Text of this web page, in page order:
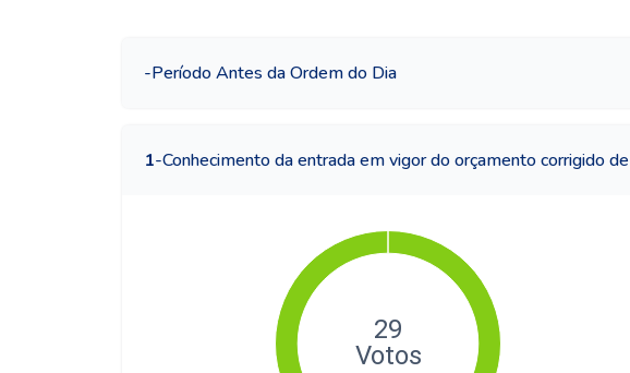
-Período Antes da Ordem do Dia
1-Conhecimento da entrada em vigor do orçamento corrigido